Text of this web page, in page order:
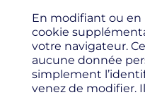
En modifiant ou
cookie
votre navigateur.
aucune donnée
simplement
venez de modifier.